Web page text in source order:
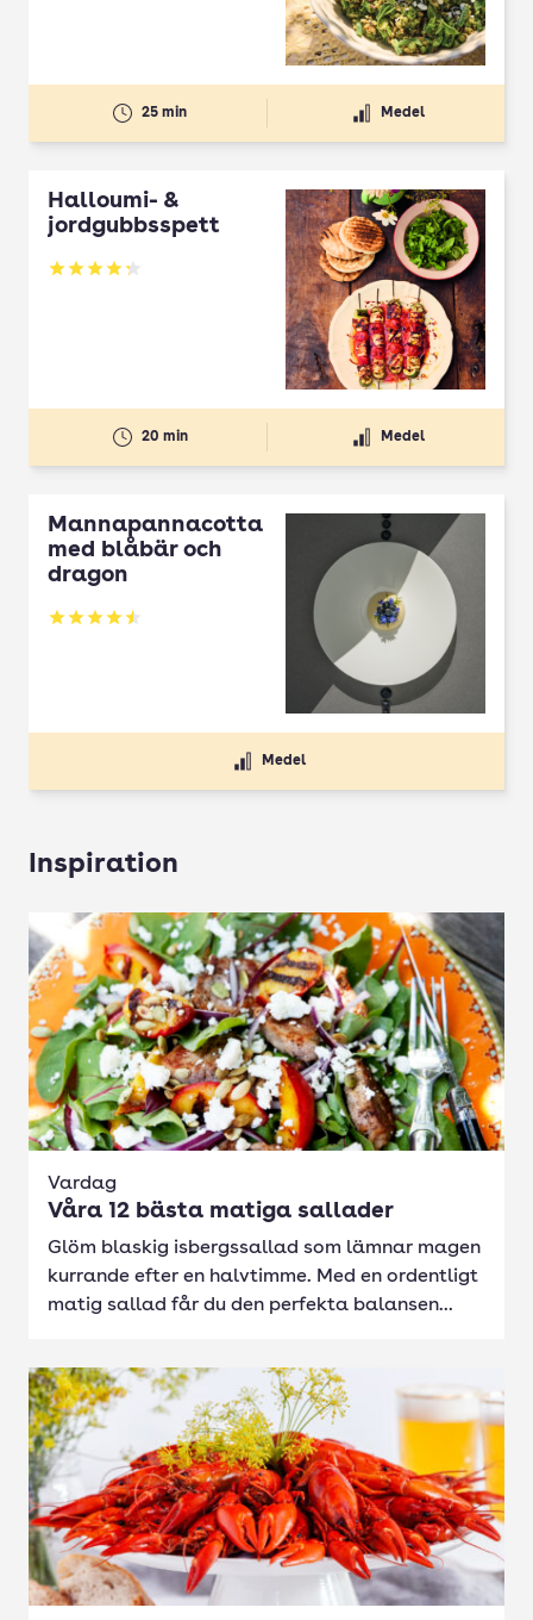
25 min Medel
Halloumi- &
jordgubbsspett
Betyg: 4.3 av 5
20 min Medel
Mannapannacotta
med blåbär och
dragon
Betyg: 4.5 av 5
Medel
Inspiration
Vardag
Våra 12 bästa matiga sallader
Glöm blaskig isbergssallad som lämnar magen
kurrande efter en halvtimme. Med en ordentligt
matig sallad får du den perfekta balansen...